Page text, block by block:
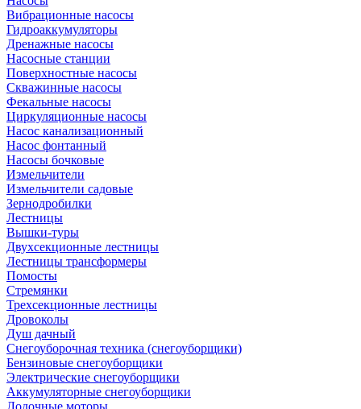
Вибрационные насосы
Гидроаккумуляторы
Дренажные насосы
Насосные станции
Поверхностные насосы
Скважинные насосы
Фекальные насосы
Циркуляционные насосы
Насос канализационный
Насос фонтанный
Насосы бочковые
Измельчители
Измельчители садовые
Зернодробилки
Лестницы
Вышки-туры
Двухсекционные лестницы
Лестницы трансформеры
Помосты
Стремянки
Трехсекционные лестницы
Дровоколы
Душ дачный
Снегоуборочная техника (снегоуборщики)
Бензиновые снегоуборщики
Электрические снегоуборщики
Аккумуляторные снегоуборщики
Лодочные моторы